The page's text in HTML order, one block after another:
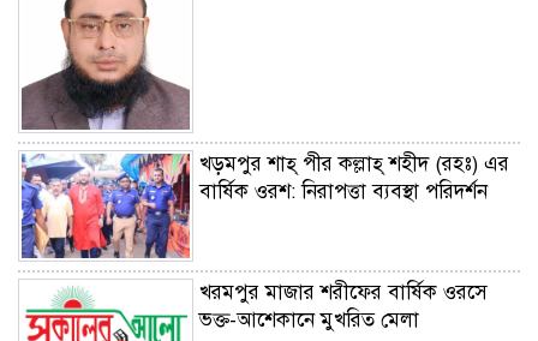
খড়মপুর শাহ্ পীর কল্লাহ্ শহীদ (রহঃ) এর
বার্ষিক ওরশ: নিরাপত্তা ব্যবস্থা পরিদর্শন
খরমপুর মাজার শরীফের বার্ষিক ওরসে
ভক্ত-আশেকানে মুখরিত মেলা